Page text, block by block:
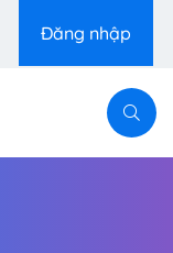
Đăng nhập